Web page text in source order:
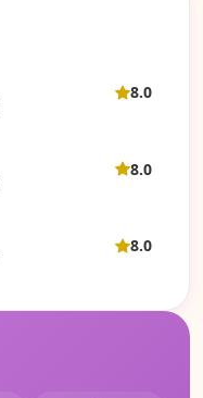
8.0
8.0
8.0